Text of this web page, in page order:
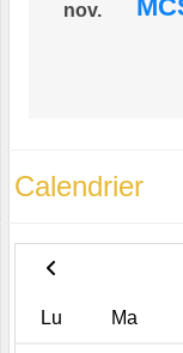
nov.
Calendrier
Lu Ma